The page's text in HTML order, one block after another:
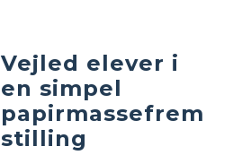
Vejled elever i
en simpel
papirmassefrem
stilling